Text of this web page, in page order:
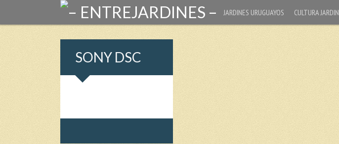
JARDINES URUGUAYOS CULTURA
SONY DSC